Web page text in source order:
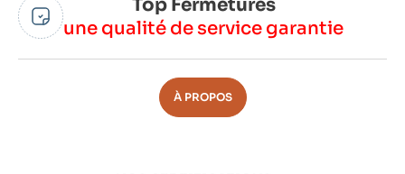
Top Fermetures
une qualité de service garantie
À PROPOS